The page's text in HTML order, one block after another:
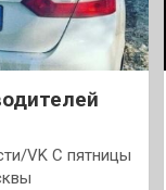
VK С пятницы